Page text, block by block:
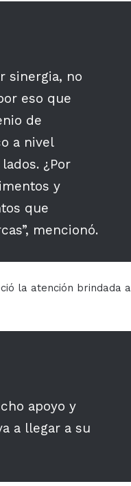
sinergia, no
eso que
de
a nivel
¿Por
y
que
mencionó.
la atención brindada a
apoyo y
a llegar a su